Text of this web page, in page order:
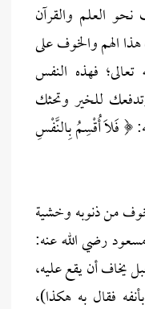
العلم والقرآن
الهم والخوف على
فهذه النفس
للخير وتحثك
﴿ فَلَا أُقْسِمُ بِالنَّفْسِ
من ذنوبه وخشية
رضي الله عنه:
يخاف أن يقع عليه،
فقال به هكذا)،